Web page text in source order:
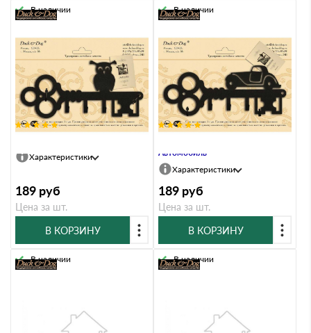
В наличии
Характеристики
189 руб
Цена за шт.
В КОРЗИНУ
Автомобиль
В наличии
Характеристики
189 руб
Цена за шт.
В КОРЗИНУ
В наличии В наличии